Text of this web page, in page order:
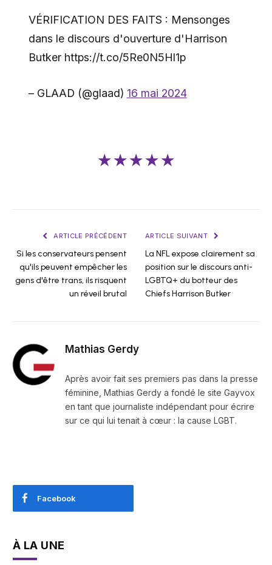
VÉRIFICATION DES FAITS : Mensonges
dans le discours d'ouverture d'Harrison
Butker https://t.co/5Re0N5Hl1p
– GLAAD (@glaad) 16 mai 2024
★★★★★
ARTICLE PRÉCÉDENT
Si les conservateurs pensent
qu'ils peuvent empêcher les
gens d'être trans, ils risquent
un réveil brutal
ARTICLE SUIVANT
La NFL expose clairement sa
position sur le discours anti-
LGBTQ+ du botteur des
Chiefs Harrison Butker
Mathias Gerdy
Après avoir fait ses premiers pas dans la presse
féminine, Mathias Gerdy a fondé le site Gayvox
en tant que journaliste indépendant pour écrire
sur ce qui lui tenait à cœur : la cause LGBT.
Facebook
À LA UNE